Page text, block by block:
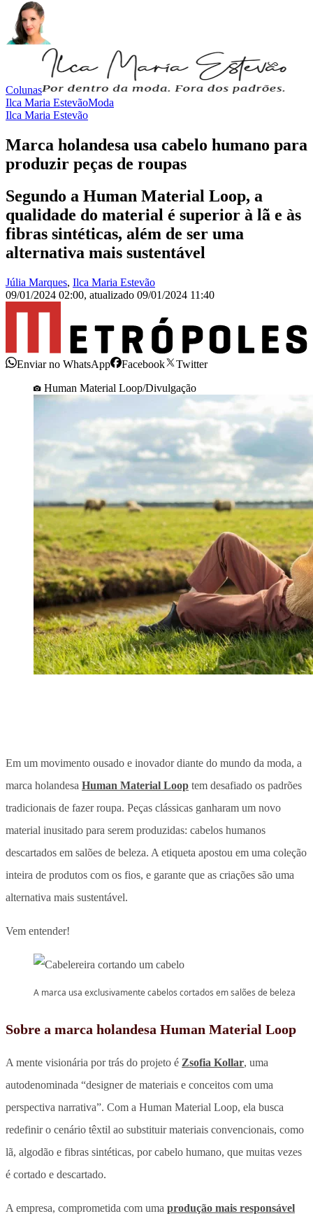
Colunas
Ilca Maria EstevãoModa
Ilca Maria Estevão
Marca holandesa usa cabelo humano para
produzir peças de roupas
Segundo a Human Material Loop, a
qualidade do material é superior à lã e às
fibras sintéticas, além de ser uma
alternativa mais sustentável
Júlia Marques, Ilca Maria Estevão
09/01/2024 02:00, atualizado 09/01/2024 11:40
Enviar no WhatsApp Facebook
Twitter
Human Material Loop/Divulgação
Em um movimento ousado e inovador diante do mundo da moda, a
marca holandesa Human Material Loop tem desafiado os padrões
tradicionais de fazer roupa. Peças clássicas ganharam um novo
material inusitado para serem produzidas: cabelos humanos
descartados em salões de beleza. A etiqueta apostou em uma coleção
inteira de produtos com os fios, e garante que as criações são uma
alternativa mais sustentável.
Vem entender!
A marca usa exclusivamente cabelos cortados em salões de beleza
Sobre a marca holandesa Human Material Loop
A mente visionária por trás do projeto é Zsofia Kollar, uma
autodenominada “designer de materiais e conceitos com uma
perspectiva narrativa”. Com a Human Material Loop, ela busca
redefinir o cenário têxtil ao substituir materiais convencionais, como
lã, algodão e fibras sintéticas, por cabelo humano, que muitas vezes
é cortado e descartado.
A empresa, comprometida com uma produção mais responsável